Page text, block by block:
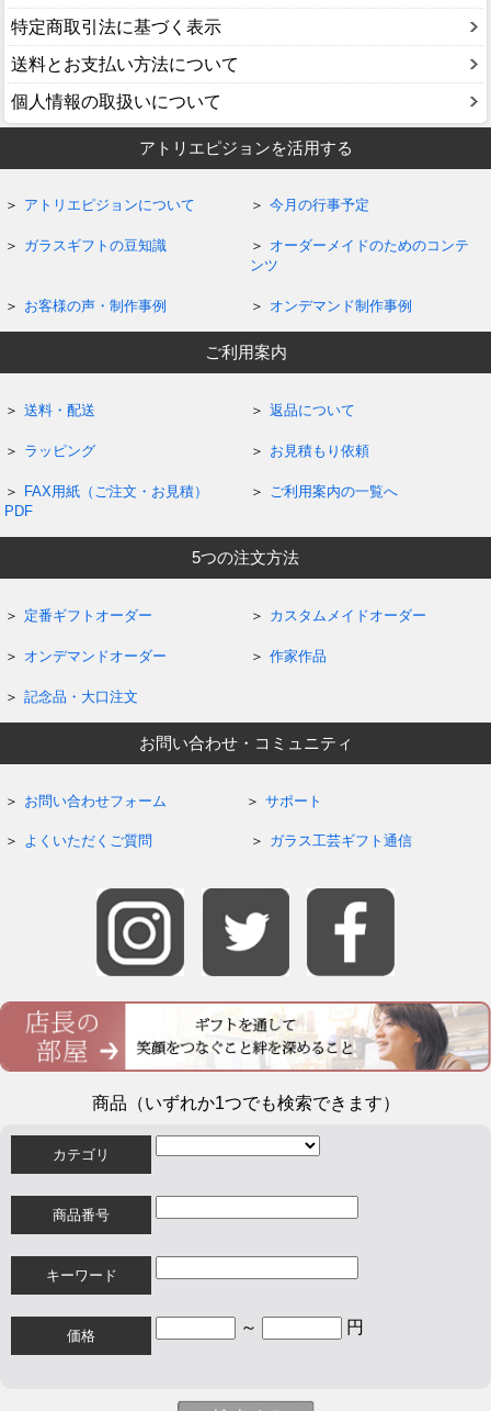
特定商取引法に基づく表示
送料とお支払い方法について
個人情報の取扱いについて
アトリエピジョンを活用する
アトリエピジョンについて 今月の行事予定
ガラスギフトの豆知識
オーダーメイドのためのコンテ
ンツ
お客様の声・制作事例 オンデマンド制作事例
ご利用案内
送料・配送 返品について
ラッピング お見積もり依頼
FAX用紙（ご注文・お見積）
PDF
ご利用案内の一覧へ
5つの注文方法
定番ギフトオーダー カスタムメイドオーダー
オンデマンドオーダー 作家作品
記念品・大口注文
お問い合わせ・コミュニティ
お問い合わせフォーム サポート
よくいただくご質問 ガラス工芸ギフト通信
商品（いずれか1つでも検索できます）
カテゴリ
商品番号
キーワード
価格 ～ 円